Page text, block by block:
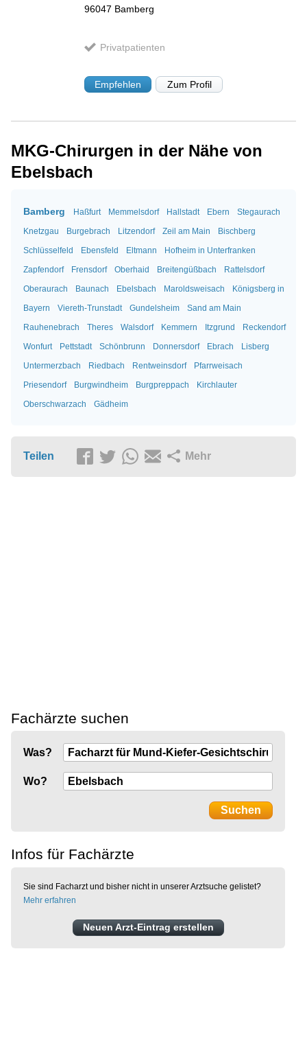
96047 Bamberg
Privatpatienten
Empfehlen Zum Profil
MKG-Chirurgen in der Nähe von
Ebelsbach
Bamberg Haßfurt Memmelsdorf Hallstadt Ebern
Stegaurach
Knetzgau
Burgebrach Litzendorf Zeil am Main
Bischberg
Schlüsselfeld
Ebensfeld Eltmann
Hofheim in Unterfranken
Zapfendorf
Frensdorf Oberhaid Breitengüßbach
Rattelsdorf
Oberaurach
Baunach Ebelsbach Maroldsweisach
Königsberg in
Bayern
Viereth-Trunstadt Gundelsheim
Sand am Main
Rauhenebrach
Theres Walsdorf Kemmern Itzgrund
Reckendorf
Wonfurt
Pettstadt Schönbrunn Donnersdorf Ebrach
Lisberg
Untermerzbach
Riedbach Rentweinsdorf
Pfarrweisach
Priesendorf
Burgwindheim Burgpreppach
Kirchlauter
Oberschwarzach
Gädheim
Teilen Mehr
Fachärzte suchen
Was?
Wo?
Infos für Fachärzte
Sie sind Facharzt und bisher nicht in unserer Arztsuche gelistet?
Mehr erfahren
Neuen Arzt-Eintrag erstellen